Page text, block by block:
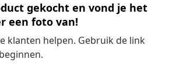
gekocht en vond je het
een foto van!
klanten helpen. Gebruik de link